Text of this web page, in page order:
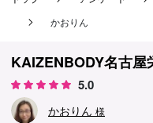
サ
かおりん
KAIZENBODY名古屋
5.0
かおりん 様